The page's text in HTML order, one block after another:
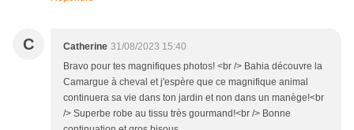
C Catherine 31/08/2023 15:40
Bravo pour tes magnifiques photos! <br /> Bahia découvre la
Camargue à cheval et j'espère que ce magnifique animal
continuera sa vie dans ton jardin et non dans un manège!<br
/> Superbe robe au tissu très gourmand!<br /> Bonne